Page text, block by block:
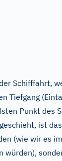
Schifffahrt,
Tiefgang
Punkt des
ist
(wie wir es
würden),